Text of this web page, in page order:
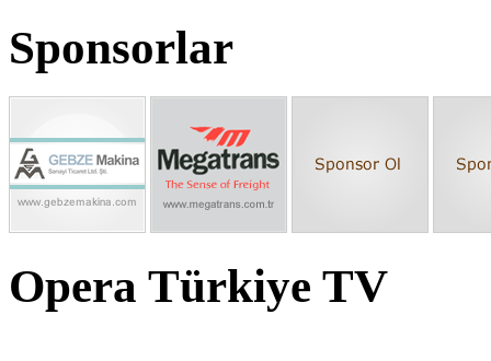
Sponsorlar
Opera Türkiye TV